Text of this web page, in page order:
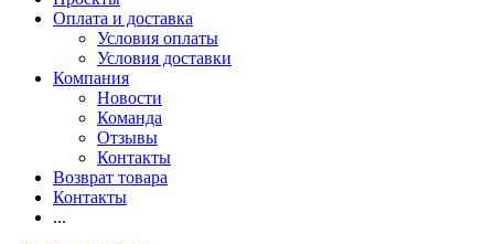
Оплата и доставка
Условия оплаты
Условия доставки
Компания
Новости
Команда
Отзывы
Контакты
Возврат товара
Контакты
...